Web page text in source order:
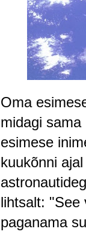
Oma
midagi
esimese
kuukõnni
lihtsalt: "See
paganama